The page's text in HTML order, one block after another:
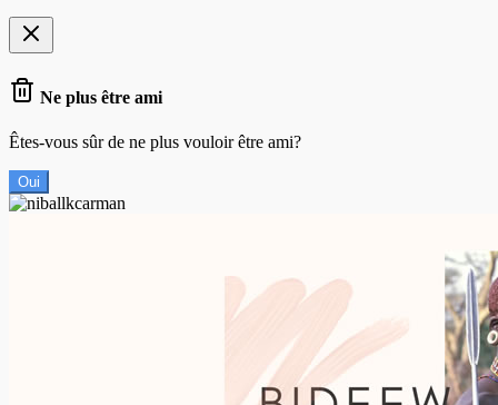
Ne plus être ami
Êtes-vous sûr de ne plus vouloir être ami?
Oui